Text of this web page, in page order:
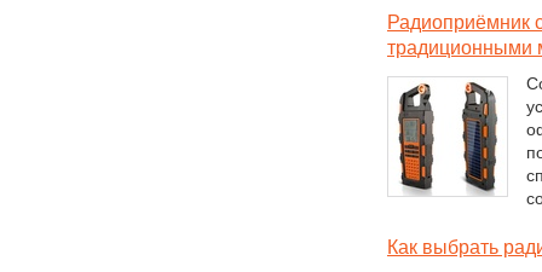
Радиоприёмник
традиционными
Как выбрать